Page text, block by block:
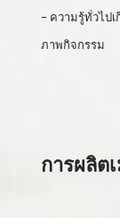
- ความรู้ทั่วไป
ภาพกิจกรรม
การผลิต